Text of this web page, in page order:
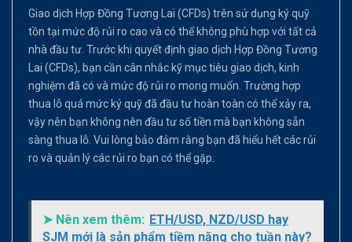
Giao dịch Hợp Đồng Tương Lai (CFDs) trên sử dụng ký quỹ
tồn tại mức độ rủi ro cao và có thể không phù hợp với tất cả
nhà đầu tư. Trước khi quyết định giao dịch Hợp Đồng Tương
Lai (CFDs), bạn cần cân nhắc kỹ mục tiêu giao dịch, kinh
nghiệm đã có và mức độ rủi ro mong muốn. Trường hợp
thua lỗ quá mức ký quỹ đã đầu tư hoàn toàn có thể xảy ra,
vậy nên bạn không nên đầu tư số tiền mà bạn không sẵn
sàng thua lỗ. Vui lòng bảo đảm rằng bạn đã hiểu hết các rủi
ro và quản lý các rủi ro bạn có thể gặp.
➤ Nên xem thêm: ETH/USD, NZD/USD hay
SJM mới là sản phẩm tiềm năng cho tuần này?